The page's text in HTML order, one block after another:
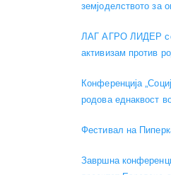
земјоделството за
ЛАГ АГРО ЛИДЕР со
активизам против
Конференција
родова еднаквост
Фестивал на
Завршна